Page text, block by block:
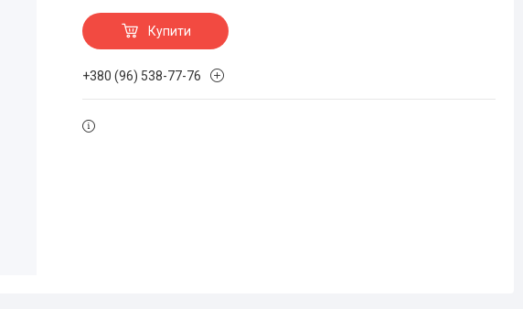
Купити
+380 (96) 538-77-76